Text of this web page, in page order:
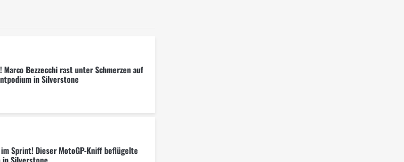
Bezzecchi rast unter Schmerzen auf
in Silverstone
Sprint! Dieser MotoGP-Kniff beflügelte